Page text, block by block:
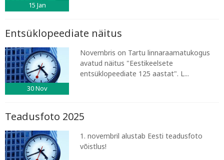
15 Jan
Entsüklopeediate näitus
30Nov
Novembris on Tartu linnaraamatukogus
avatud näitus "Eestikeelsete
entsüklopeediate 125 aastat". L...
Teadusfoto 2025
1. novembril alustab Eesti teadusfoto
võistlus!